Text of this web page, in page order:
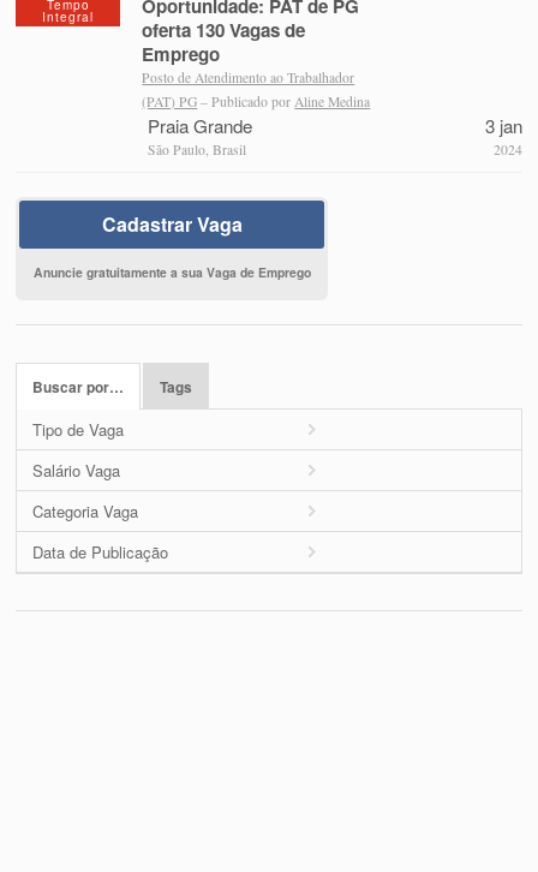
Tempo
Integral
Oportunidade: PAT de PG
oferta 130 Vagas de
Emprego
Posto de Atendimento ao Trabalhador
(PAT) PG – Publicado por Aline Medina
Praia Grande
São Paulo, Brasil
3 jan
2024
Cadastrar Vaga
Anuncie gratuitamente a sua Vaga de Emprego
Buscar por… Tags
Tipo de Vaga
Salário Vaga
Categoria Vaga
Data de Publicação